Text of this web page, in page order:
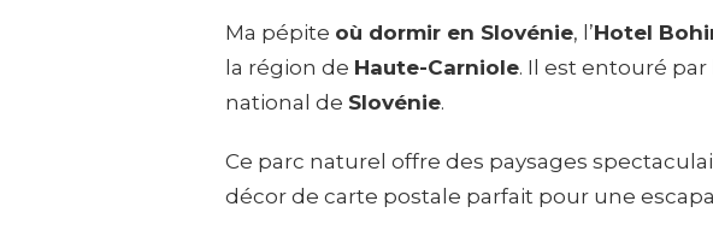
Ma pépite où dormir en Slovénie, l’Hotel
la région de Haute-Carniole. Il est entouré
national de Slovénie.
Ce parc naturel offre des paysages
décor de carte postale parfait pour une